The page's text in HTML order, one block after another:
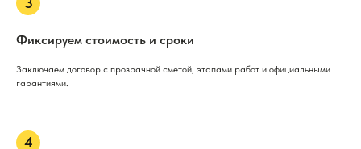
Фиксируем стоимость и сроки
Заключаем договор с прозрачной сметой, этапами работ и официальными
гарантиями.